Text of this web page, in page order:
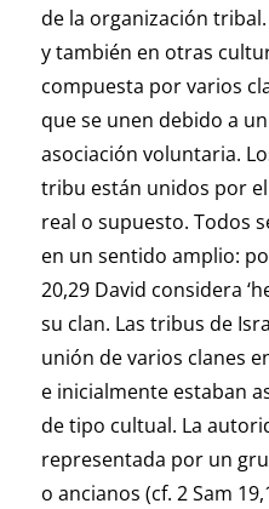
de la organización
y también en otras
compuesta por varios
que se unen debido a
asociación voluntaria.
tribu están unidos por
real o supuesto. Todos
en un sentido amplio:
20,29 David considera
su clan. Las tribus de
unión de varios clanes
e inicialmente estaban
de tipo cultual. La
representada por un
o ancianos (cf. 2 Sam